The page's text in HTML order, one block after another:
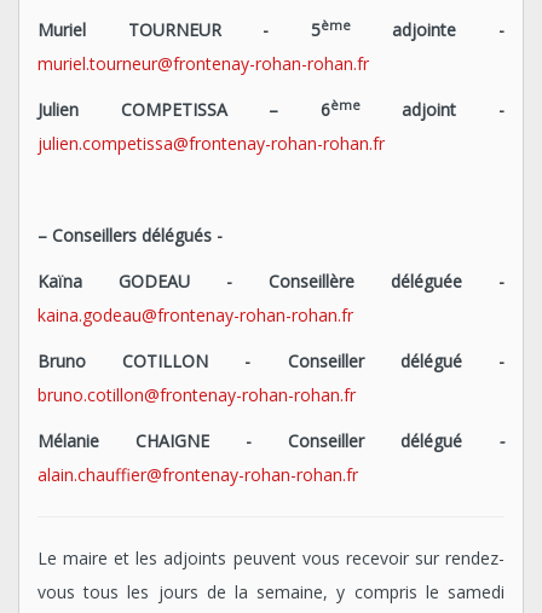
Muriel TOURNEUR - 5èmeadjointe -
muriel.tourneur@frontenay-rohan-rohan.fr
Julien COMPETISSA – 6èmeadjoint -
julien.competissa@frontenay-rohan-rohan.fr
– Conseillers délégués -
Kaïna GODEAU - Conseillère déléguée -
kaina.godeau@frontenay-rohan-rohan.fr
Bruno COTILLON - Conseiller délégué-
bruno.cotillon@frontenay-rohan-rohan.fr
Mélanie CHAIGNE - Conseiller délégué
-
alain.chauffier@frontenay-rohan-rohan.fr
Le maire et les adjoints peuvent vous recevoir sur rendez-
vous tous les jours de la semaine, y compris le samedi